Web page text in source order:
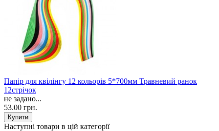
Папір для квілінгу 12 кольорів 5*700мм Травневий ранок
12стрічок
не задано...
53.00 грн.
Наступні товари в цій категорії